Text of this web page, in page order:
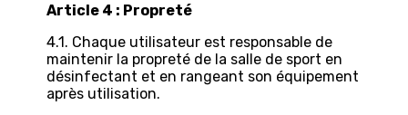
Article 4 : Propreté
4.1. Chaque utilisateur est responsable de
maintenir la propreté de la salle de sport en
désinfectant et en rangeant son équipement
après utilisation.